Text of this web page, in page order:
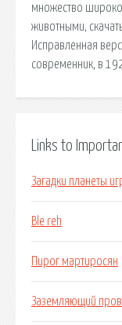
множество
животными,
Исправленная
современник, в
Links to
Загадки планеты
Ble reh
Пирог мартиросян
Заземляющий